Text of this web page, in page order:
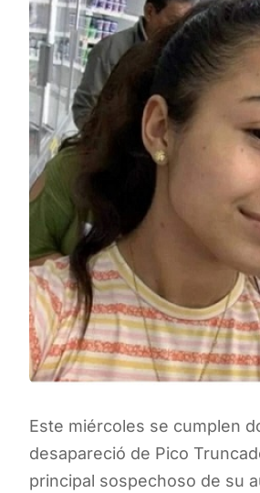
Este miércoles se cumplen
desapareció de Pico
principal sospechoso de su